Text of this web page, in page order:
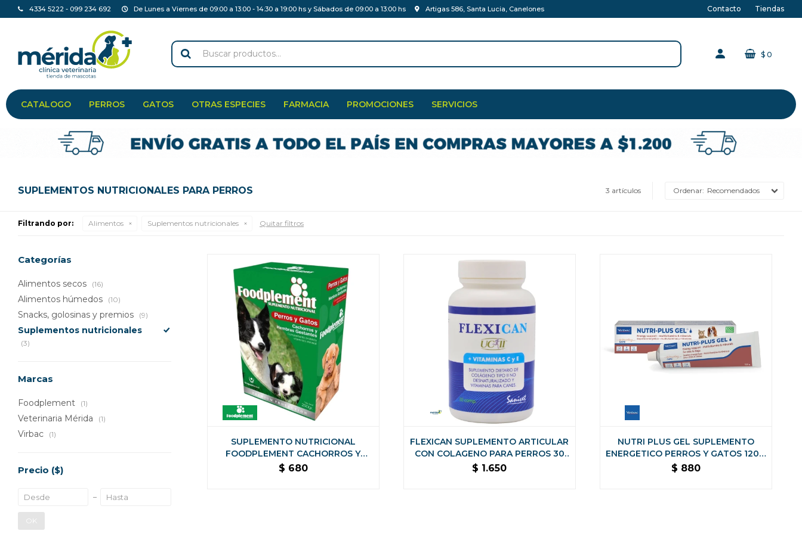
CATALOGO PERROS GATOS OTRAS ESPECIES FARMACIA PROMOCIONES SERVICIOS
$ 0
4334 5222 - 099 234 692 De Lunes a Viernes de 09:00 a 13:00 - 14:30 a 19:00 hs y Sábados de 09:00 a 13:00 hs Artigas 586, Santa Lucia, Canelones Contacto Tiendas
SUPLEMENTOS NUTRICIONALES PARA PERROS 3 artículos Recomendados
Filtrando por: Alimentos Suplementos nutricionales Quitar filtros
SUPLEMENTO NUTRICIONAL
FOODPLEMENT CACHORROS Y
HEMBRAS GESTANTES CAJA DE 250
$ 680
FLEXICAN SUPLEMENTO ARTICULAR
CON COLAGENO PARA PERROS 30
COMPRIMIDOS
$ 1.650
NUTRI PLUS GEL SUPLEMENTO
ENERGETICO PERROS Y GATOS 120.5
GR
$ 880
Categorías
Alimentos secos (16)
Alimentos húmedos (10)
Snacks, golosinas y premios (9)
Suplementos nutricionales
(3)
Marcas
Foodplement (1)
Veterinaria Mérida (1)
Virbac (1)
Precio ($)
OK